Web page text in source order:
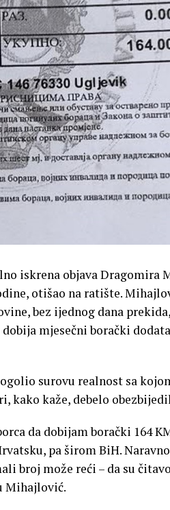
iskrena objava Dragomira
otišao na ratište.
bez ijednog dana
mjesečni borački
surovu realnost sa
kako kaže, debelo
da dobijam borački 164
pa širom BiH.
broj može reći – da su
Mihajlović.